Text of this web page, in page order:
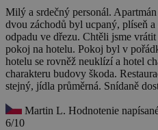
Milý a srdečný personál.
dvou záchodů byl ucpaný, plíseň
odpadu ve dřezu. Chtěli jsme
pokoj na hotelu. Pokoj byl v
hotelu se rovněž neuklízí a hotel
charakteru budovy škoda.
stejný, jídla průměrná. Snídaně
Martin L. Hodnotenie
6/10